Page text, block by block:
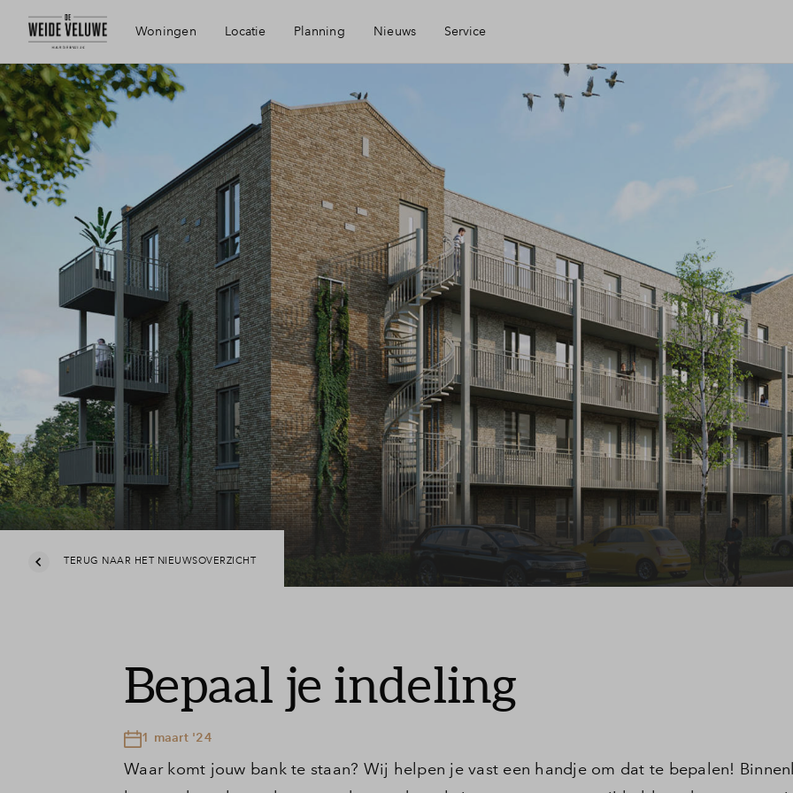
Woningen Locatie
Bereikbaarheid
Voorzieningen
Duurzaamheid
Harderwijk
Planning Nieuws Service
Financiering
Financiele check
Toewijzing
Woning kopen
Leeswijzer
Veelgestelde vragen
Contact
TERUG NAAR HET NIEUWSOVERZICHT
Bepaal je indeling
1 maart '24
Waar komt jouw bank te staan? Wij helpen je vast een handje om dat te bepalen!